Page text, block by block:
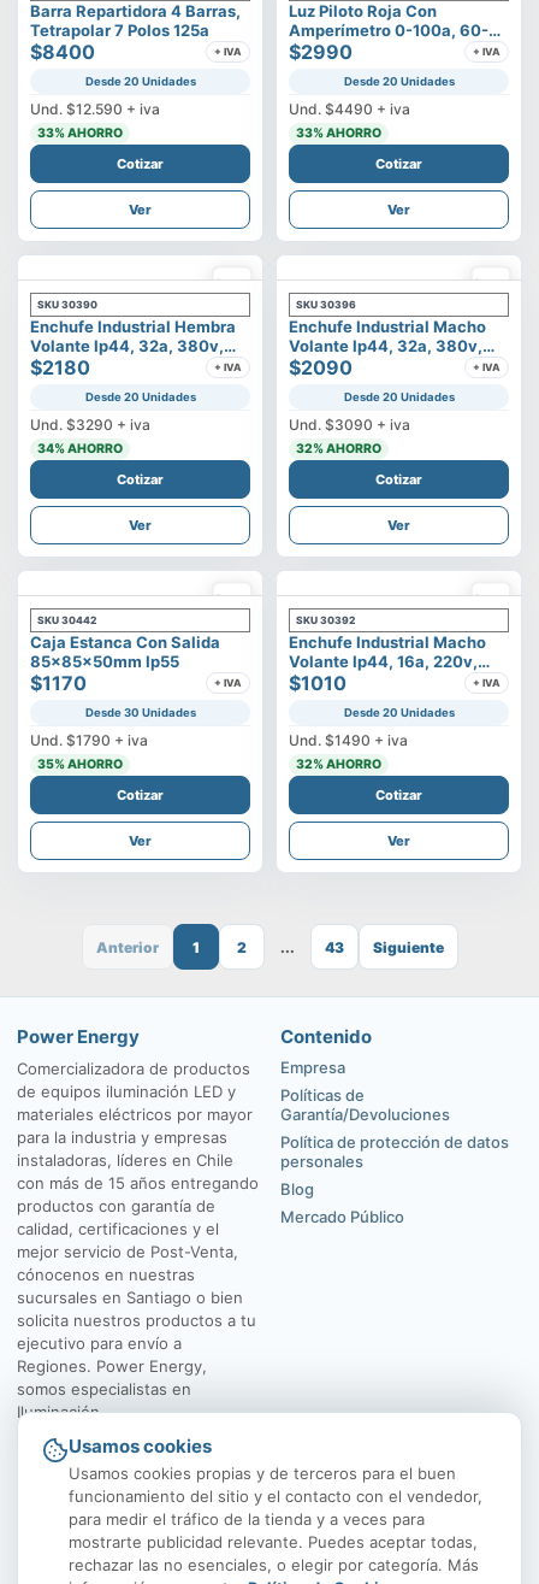
Barra Repartidora 4 Barras,
Tetrapolar 7 Polos 125a
$8400 + IVA
Desde 20 Unidades
Und. $12.590 + iva
33% AHORRO
Cotizar
Ver
Luz Piloto Roja Con
Amperímetro 0-100a, 60-
500v
$2990 + IVA
Desde 20 Unidades
Und. $4490 + iva
33% AHORRO
Cotizar
Ver
SKU 30390
Enchufe Industrial Hembra
Volante Ip44, 32a, 380v,
3p+t
$2180 + IVA
Desde 20 Unidades
Und. $3290 + iva
34% AHORRO
Cotizar
Ver
SKU 30396
Enchufe Industrial Macho
Volante Ip44, 32a, 380v,
3p+t
$2090 + IVA
Desde 20 Unidades
Und. $3090 + iva
32% AHORRO
Cotizar
Ver
SKU 30442
Caja Estanca Con Salida
85x85x50mm Ip55
$1170 + IVA
Desde 30 Unidades
Und. $1790 + iva
35% AHORRO
Cotizar
Ver
SKU 30392
Enchufe Industrial Macho
Volante Ip44, 16a, 220v,
2p+t
$1010 + IVA
Desde 20 Unidades
Und. $1490 + iva
32% AHORRO
Cotizar
Ver
Anterior 1 2 ... 43 Siguiente
Power Energy
Comercializadora de productos
de equipos iluminación LED y
materiales eléctricos por mayor
para la industria y empresas
instaladoras, líderes en Chile
con más de 15 años entregando
productos con garantía de
calidad, certificaciones y el
mejor servicio de Post-Venta,
cónocenos en nuestras
sucursales en Santiago o bien
solicita nuestros productos a tu
ejecutivo para envío a
Regiones. Power Energy,
somos especialistas en
Iluminación.
Contenido
Empresa
Políticas de
Garantía/Devoluciones
Política de protección de datos
personales
Blog
Mercado Público
El Rosal 4547, Huechuraba
Usamos cookies
Usamos cookies propias y de terceros para el buen
funcionamiento del sitio y el contacto con el vendedor,
para medir el tráfico de la tienda y a veces para
mostrarte publicidad relevante. Puedes aceptar todas,
rechazar las no esenciales, o elegir por categoría. Más